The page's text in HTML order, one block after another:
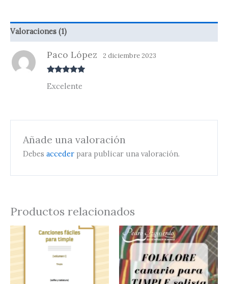
Valoraciones (1)
con5de 5
Paco López 2 diciembre 2023
Excelente
Añade una valoración
Debesacceder para publicar una valoración.
Productos relacionados